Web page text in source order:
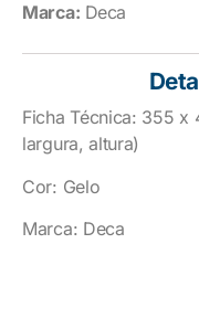
Marca: Deca
Ficha Técnica: 355 x
largura, altura)
Cor: Gelo
Marca: Deca